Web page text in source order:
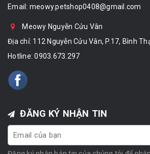
Email: meowy.petshop0408@gmail.com
Meowy Nguyễn Cửu Vân
Địa chỉ: 112 Nguyễn Cửu Vân, P.17, Bình
Hotline:0903.673.297
ĐĂNG KÝ NHẬN TIN